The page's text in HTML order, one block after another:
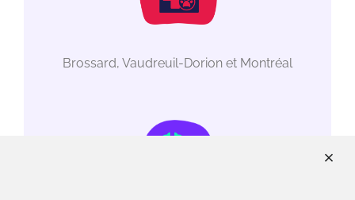
Brossard, Vaudreuil-Dorion et Montréal